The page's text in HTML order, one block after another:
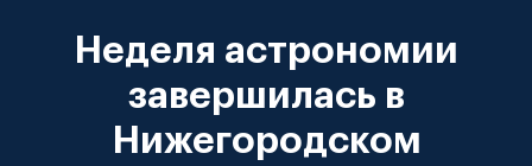
Неделя астрономии
завершилась в
Нижегородском